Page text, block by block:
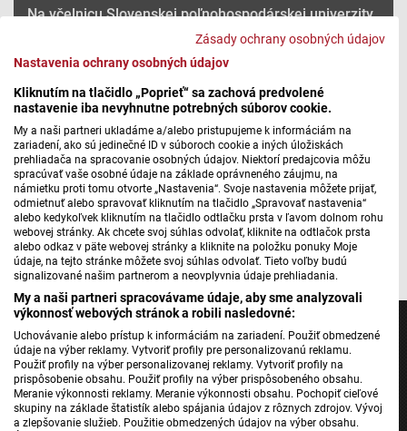
Zásady ochrany osobných údajov
Nastavenia ochrany osobných údajov
Kliknutím na tlačidlo „Poprieť“ sa zachová predvolené
nastavenie iba nevyhnutne potrebných súborov cookie.
My a naši partneri ukladáme a/alebo pristupujeme k informáciám na
zariadení, ako sú jedinečné ID v súboroch cookie a iných úložiskách
prehliadača na spracovanie osobných údajov. Niektorí predajcovia môžu
spracúvať vaše osobné údaje na základe oprávneného záujmu, na
námietku proti tomu otvorte „Nastavenia“. Svoje nastavenia môžete prijať,
odmietnuť alebo spravovať kliknutím na tlačidlo „Spravovať nastavenia“
alebo kedykoľvek kliknutím na tlačidlo odtlačku prsta v ľavom dolnom rohu
webovej stránky. Ak chcete svoj súhlas odvolať, kliknite na odtlačok prsta
alebo odkaz v päte webovej stránky a kliknite na položku ponuky Moje
údaje, na tejto stránke môžete svoj súhlas odvolať. Tieto voľby budú
signalizované našim partnerom a neovplyvnia údaje prehliadania.
My a naši partneri spracovávame údaje, aby sme analyzovali
výkonnosť webových stránok a robili nasledovné:
Uchovávanie alebo prístup k informáciám na zariadení. Použiť obmedzené
údaje na výber reklamy. Vytvoriť profily pre personalizovanú reklamu.
Použiť profily na výber personalizovanej reklamy. Vytvoriť profily na
prispôsobenie obsahu. Použiť profily na výber prispôsobeného obsahu.
Meranie výkonnosti reklamy. Meranie výkonnosti obsahu. Pochopiť cieľové
skupiny na základe štatistík alebo spájania údajov z rôznych zdrojov. Vývoj
a zlepšovanie služieb. Použitie obmedzených údajov na výber obsahu.
Na včelnicu Slovenskej poľnohospodárskej univerzity
Máte problém s prehrávaním?Nahláste nám chybuv prehrávači.
Ak sa chcete o včelách dozvedieť viac a poriadne sa na ne
pozrieť, môžete tak urobiť v areály Slovenskej
poľnohospodárskej univerzity v Nitre, kde sa nachádza
edukačná včelnica.
Autorka: Jana Obrancová
Jednotka
Dvojka